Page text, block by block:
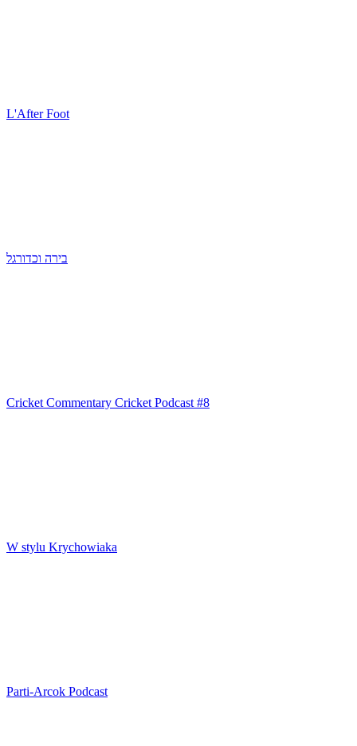
L'After Foot
בירה וכדורגל
Cricket Commentary Cricket Podcast #8
W stylu Krychowiaka
Parti-Arcok Podcast